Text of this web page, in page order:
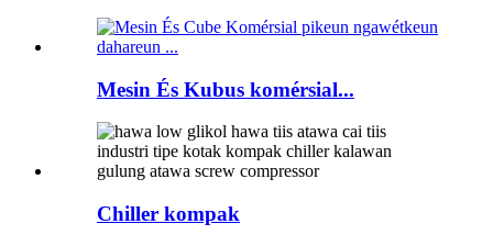
Mesin És Kubus komérsial...
Chiller kompak